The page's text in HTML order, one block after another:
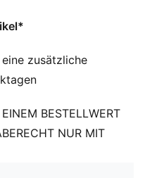
zusätzliche
BESTELLWERT
NUR MIT